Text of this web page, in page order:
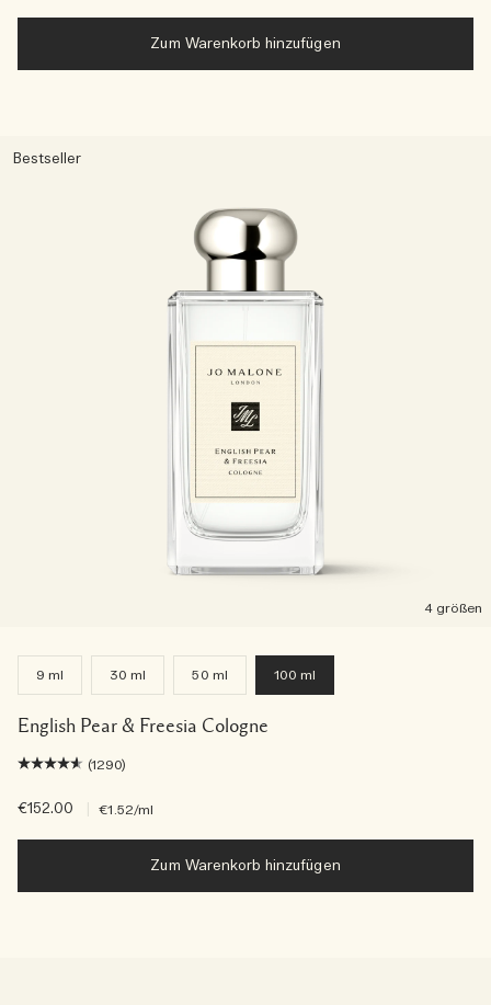
Zum Warenkorb hinzufügen
Bestseller
4 größen
9 ml 30 ml 50 ml 100 ml
English Pear & Freesia Cologne
(1290)
€152.00 €1.52/ml
Zum Warenkorb hinzufügen